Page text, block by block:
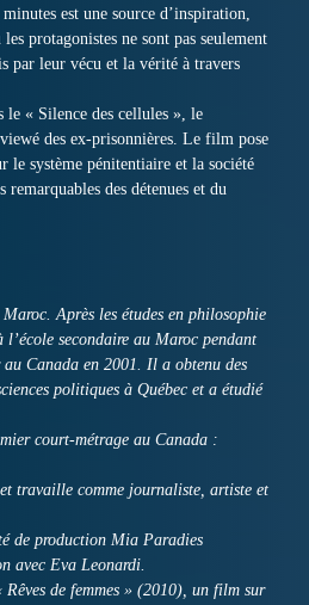
est une source d’inspiration,
protagonistes ne sont pas seulement
par leur vécu et la vérité à travers
« Silence des cellules », le
des ex-prisonnières. Le film pose
le système pénitentiaire et la société
des détenues et du
Maroc. Après les études en philosophie
secondaire au Maroc pendant
Canada en 2001. Il a obtenu des
politiques à Québec et a étudié
court-métrage au Canada :
travaille comme journaliste, artiste et
de production Mia Paradies
avec Eva Leonardi.
de femmes » (2010), un film sur